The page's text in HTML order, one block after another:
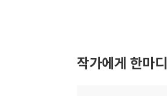
작가에게 한마디